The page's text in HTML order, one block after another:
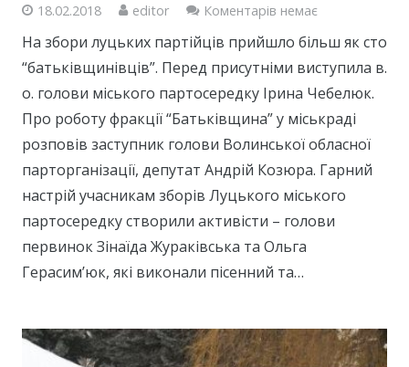
18.02.2018 editor Коментарів немає
На збори луцьких партійців прийшло більш як сто
“батьківщинівців”. Перед присутніми виступила в.
о. голови міського партосередку Ірина Чебелюк.
Про роботу фракції “Батьківщина” у міськраді
розповів заступник голови Волинської обласної
парторганізації, депутат Андрій Козюра. Гарний
настрій учасникам зборів Луцького міського
партосередку створили активісти – голови
первинок Зінаїда Жураківська та Ольга
Герасим’юк, які виконали пісенний та…